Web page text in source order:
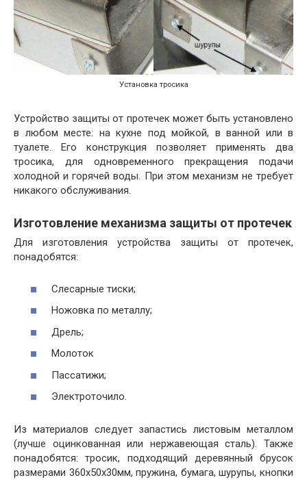
Установка тросика
Устройство защиты от протечек может быть установлено
в любом месте: на кухне под мойкой, в ванной или в
туалете. Его конструкция позволяет применять два
тросика, для одновременного прекращения подачи
холодной и горячей воды. При этом механизм не требует
никакого обслуживания.
Изготовление механизма защиты от протечек
Для изготовления устройства защиты от протечек,
понадобятся:
Слесарные тиски;
Ножовка по металлу;
Дрель;
Молоток
Пассатижи;
Электроточило.
Из материалов следует запастись листовым металлом
(лучше оцинкованная или нержавеющая сталь). Также
понадобятся: тросик, подходящий деревянный брусок
размерами 360х50х30мм, пружина, бумага, шурупы, кнопки